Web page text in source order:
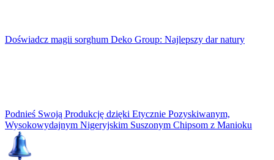
Doświadcz magii sorghum Deko Group: Najlepszy dar natury
Podnieś Swoją Produkcję dzięki Etycznie Pozyskiwanym,
Wysokowydajnym Nigeryjskim Suszonym Chipsom z Manioku